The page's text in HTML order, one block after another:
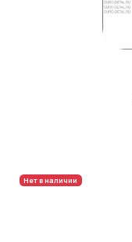
Нет в наличии